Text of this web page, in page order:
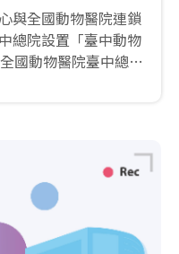
與全國動物醫院連鎖
總院設置「臺中動物
國動物醫院臺中總院